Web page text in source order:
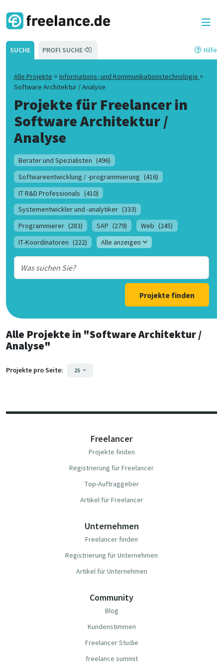
SUCHE PROFI SUCHE Hilfe
Alle Projekte > Informations- und Kommunikationstechnologie >
Software Architektur / Analyse
Projekte für Freelancer in
Software Architektur /
Analyse
Berater und Spezialisten (496)
Softwareentwicklung / -programmierung (416)
IT R&D Professionals (410)
Systementwickler und -analytiker (333)
Programmierer (283) SAP (279) Web (245)
IT-Koordinatoren (222) Alle anzeigen
Projekte finden
Alle Projekte in "Software Architektur /
Analyse"
Projekte pro Seite: 25
Freelancer
Projekte finden
Registrierung für Freelancer
Top-Auftraggeber
Artikel für Freelancer
Unternehmen
Freelancer finden
Registrierung für Unternehmen
Artikel für Unternehmen
Community
Blog
Kundenstimmen
Freelancer Studie
freelance summit